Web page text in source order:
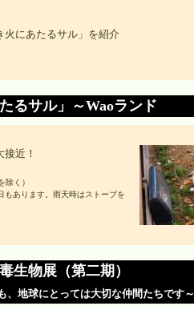
火にあたるサル」を紹介
るサル」～Waoランド
近！
除く）
あります。雨天時はストーブを
物展（第二期）
、地球にとっては大切な仲間たちです～